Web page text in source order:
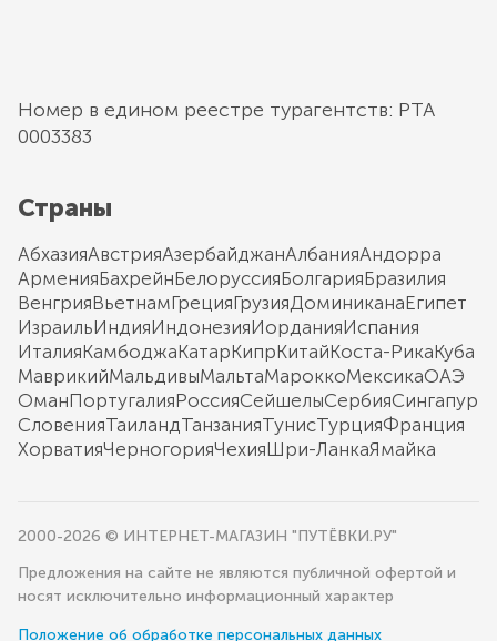
Номер в едином реестре турагентств: РТА
0003383
Страны
АбхазияАвстрияАзербайджанАлбанияАндорра
АрменияБахрейнБелоруссияБолгарияБразилия
ВенгрияВьетнамГрецияГрузияДоминиканаЕгипет
ИзраильИндияИндонезияИорданияИспания
ИталияКамбоджаКатарКипрКитайКоста-РикаКуба
МаврикийМальдивыМальтаМароккоМексикаОАЭ
ОманПортугалияРоссияСейшелыСербияСингапур
СловенияТаиландТанзанияТунисТурцияФранция
ХорватияЧерногорияЧехияШри-ЛанкаЯмайка
2000-2026 © ИНТЕРНЕТ-МАГАЗИН "ПУТЁВКИ.РУ"
Предложения на сайте не являются публичной офертой и
носят исключительно информационный характер
Положение об обработке персональных данных